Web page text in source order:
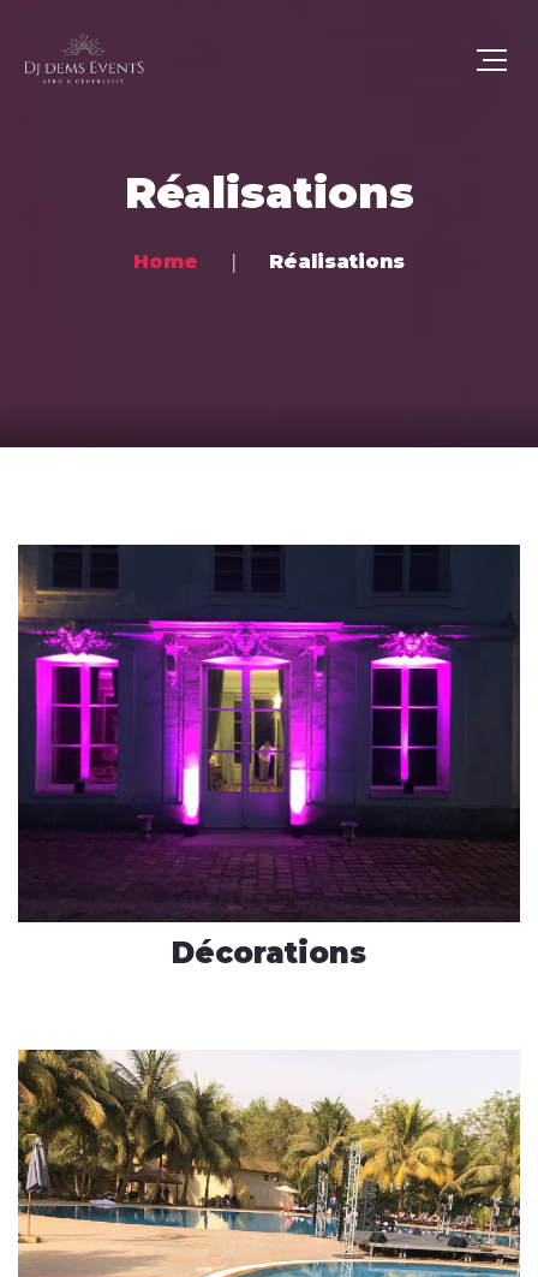
Réalisations
Home Réalisations
Décorations